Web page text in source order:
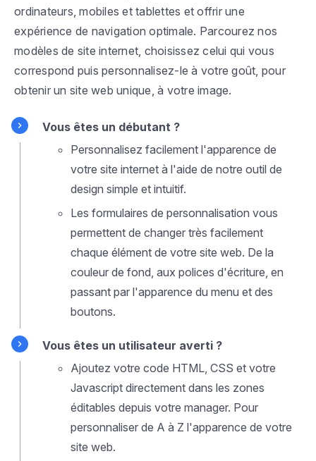
ordinateurs, mobiles et tablettes et offrir une
expérience de navigation optimale. Parcourez nos
modèles de site internet, choisissez celui qui vous
correspond puis personnalisez-le à votre goût, pour
obtenir un site web unique, à votre image.
Vous êtes un débutant ?
Personnalisez facilement l'apparence de
votre site internet à l'aide de notre outil de
design simple et intuitif.
Les formulaires de personnalisation vous
permettent de changer très facilement
chaque élément de votre site web. De la
couleur de fond, aux polices d'écriture, en
passant par l'apparence du menu et des
boutons.
Vous êtes un utilisateur averti ?
Ajoutez votre code HTML, CSS et votre
Javascript directement dans les zones
éditables depuis votre manager. Pour
personnaliser de A à Z l'apparence de votre
site web.